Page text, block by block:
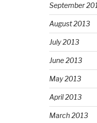
September
August 2013
July 2013
June 2013
May 2013
April 2013
March 2013